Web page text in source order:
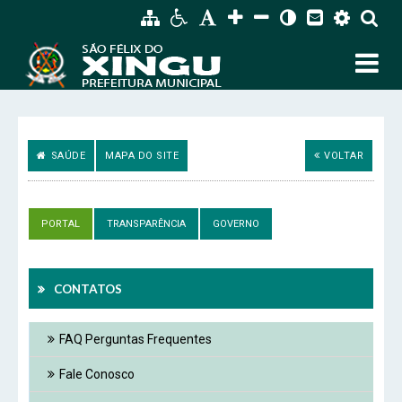
SAÚDE MAPA DO SITE VOLTAR
PORTAL TRANSPARÊNCIA GOVERNO
CONTATOS
FAQ Perguntas Frequentes
Fale Conosco